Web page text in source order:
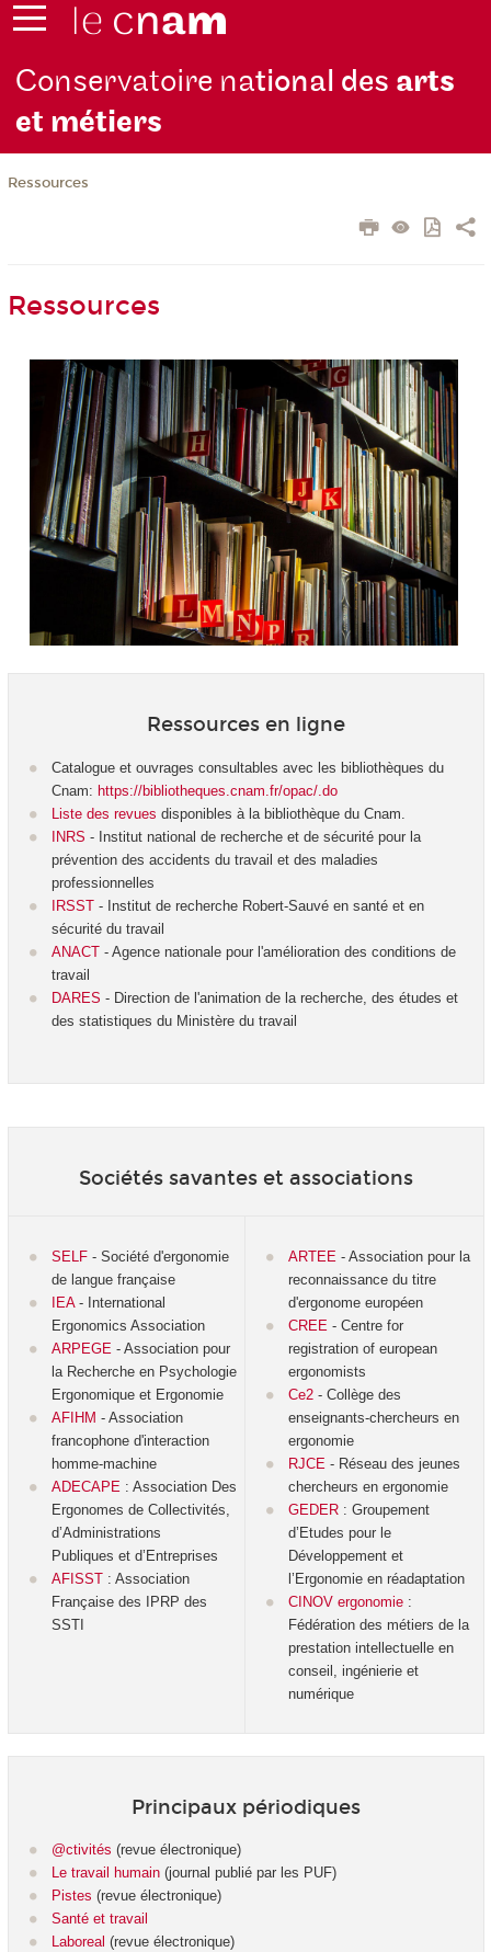
Conservatoire national des arts
et métiers
Ressources
Ressources
Ressources en ligne
Catalogue et ouvrages consultables avec les bibliothèques du
Cnam: https://bibliotheques.cnam.fr/opac/.do
Liste des revues disponibles à la bibliothèque du Cnam.
INRS - Institut national de recherche et de sécurité pour la
prévention des accidents du travail et des maladies
professionnelles
IRSST- Institut de recherche Robert-Sauvé en santé et en
sécurité du travail
ANACT- Agence nationale pour l'amélioration des conditions de
travail
DARES - Direction de l'animation de la recherche, des études et
des statistiques du Ministère du travail
Sociétés savantes et associations
SELF- Société d'ergonomie
de langue française
IEA- International
Ergonomics Association
ARPEGE - Association pour
la Recherche en Psychologie
Ergonomique et Ergonomie
AFIHM - Association
francophone d'interaction
homme-machine
ADECAPE : Association Des
Ergonomes de Collectivités,
d’Administrations
Publiques et d’Entreprises
AFISST: Association
Française des IPRP des
SSTI
ARTEE - Association pour la
reconnaissance du titre
d'ergonome européen
CREE - Centre for
registration of european
ergonomists
Ce2- Collège des
enseignants-chercheurs en
ergonomie
RJCE - Réseau des jeunes
chercheurs en ergonomie
GEDER: Groupement
d’Etudes pour le
Développement et
l’Ergonomie en réadaptation
CINOV ergonomie:
Fédération des métiers de la
prestation intellectuelle en
conseil, ingénierie et
numérique
Principaux périodiques
@ctivités (revue électronique)
Le travail humain(journal publié par les PUF)
Pistes (revue électronique)
Santé et travail
Laboreal (revue électronique)